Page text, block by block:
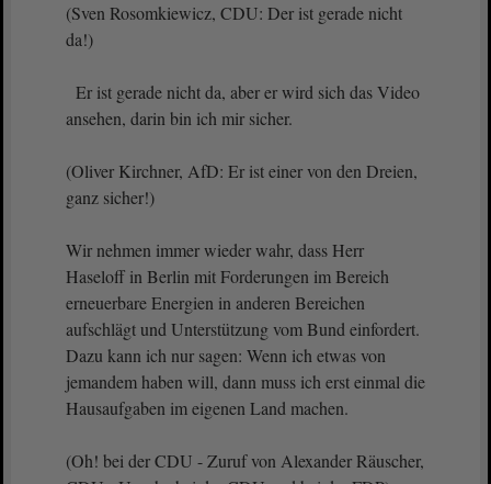
(Sven Rosomkiewicz, CDU: Der ist gerade nicht
da!)
Er ist gerade nicht da, aber er wird sich das Video
ansehen, darin bin ich mir sicher.
(Oliver Kirchner, AfD: Er ist einer von den Dreien,
ganz sicher!)
Wir nehmen immer wieder wahr, dass Herr
Haseloff in Berlin mit Forderungen im Bereich
erneuerbare Energien in anderen Bereichen
aufschlägt und Unterstützung vom Bund einfordert.
Dazu kann ich nur sagen: Wenn ich etwas von
jemandem haben will, dann muss ich erst einmal die
Hausaufgaben im eigenen Land machen.
(Oh! bei der CDU - Zuruf von Alexander Räuscher,